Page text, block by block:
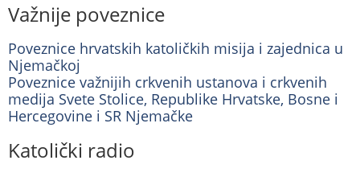
Važnije poveznice
Poveznice hrvatskih katoličkih misija i zajednica u
Njemačkoj
Poveznice važnijih crkvenih ustanova i crkvenih
medija Svete Stolice, Republike Hrvatske, Bosne i
Hercegovine i SR Njemačke
Katolički radio